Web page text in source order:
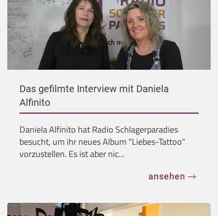
Das gefilmte Interview mit Daniela
Alfinito
Daniela Alfinito hat Radio Schlagerparadies
besucht, um ihr neues Album "Liebes-Tattoo"
vorzustellen. Es ist aber nic...
ansehen